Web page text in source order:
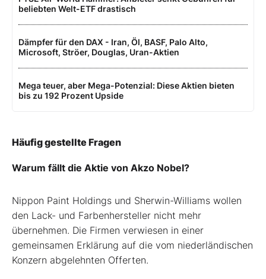
beliebten Welt-ETF drastisch
Dämpfer für den DAX - Iran, Öl, BASF, Palo Alto,
Microsoft, Ströer, Douglas, Uran-Aktien
Mega teuer, aber Mega-Potenzial: Diese Aktien bieten
bis zu 192 Prozent Upside
Häufig gestellte Fragen
Warum fällt die Aktie von Akzo Nobel?
Nippon Paint Holdings und Sherwin-Williams wollen
den Lack- und Farbenhersteller nicht mehr
übernehmen. Die Firmen verwiesen in einer
gemeinsamen Erklärung auf die vom niederländischen
Konzern abgelehnten Offerten.